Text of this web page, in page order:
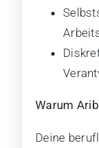
Warum
Deine